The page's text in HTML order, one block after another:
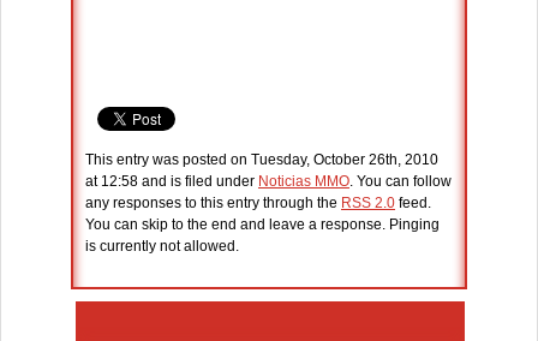
This entry was posted on Tuesday, October 26th, 2010
at 12:58 and is filed under Noticias MMO. You can follow
any responses to this entry through the RSS 2.0 feed.
You can skip to the end and leave a response. Pinging
is currently not allowed.